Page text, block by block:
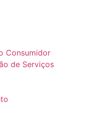
Consumidor
de Serviços